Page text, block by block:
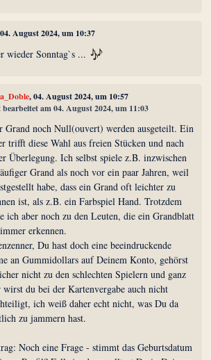
August 2024, um 10:37
wieder Sonntag`s ...
, 04. August 2024, um 10:57
bearbeitet am 04. August 2024, um 11:03
Grand noch Null(ouvert) werden ausgeteilt. Ein
trifft diese Wahl aus freien Stücken und nach
Überlegung. Ich selbst spiele z.B. inzwischen
Grand als noch vor ein paar Jahren, weil
habe, dass ein Grand oft leichter zu
ist, als z.B. ein Farbspiel Hand. Trotzdem
ich aber noch zu den Leuten, die ein Grandblatt
erkennen.
Du hast doch eine beeindruckende
an Gummidollars auf Deinem Konto, gehörst
nicht zu den schlechten Spielern und ganz
wirst du bei der Kartenvergabe auch nicht
ich weiß daher echt nicht, was Du da
zu jammern hast.
Noch eine Frage - stimmt das Geburtsdatum